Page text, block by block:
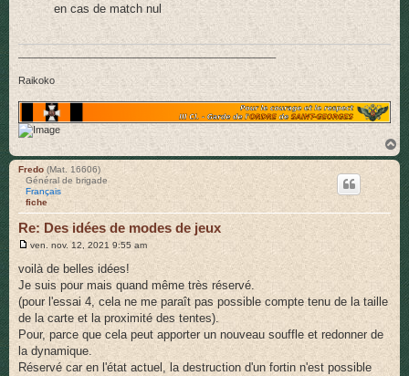
en cas de match nul
Raikoko
H
a
u
t
Fredo (Mat. 16606)
Général de brigade
Français
fiche
Re: Des idées de modes de jeux
M
s
a
g
ven. nov. 12, 2021 9:55 am
voilà de belles idées!
Je suis pour mais quand même très réservé.
(pour l'essai 4, cela ne me paraît pas possible compte tenu de la taille
de la carte et la proximité des tentes).
Pour, parce que cela peut apporter un nouveau souffle et redonner de
la dynamique.
Réservé car en l'état actuel, la destruction d'un fortin n'est possible